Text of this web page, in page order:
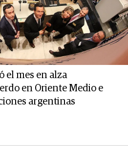
el mes en alza
en Oriente Medio e
argentinas